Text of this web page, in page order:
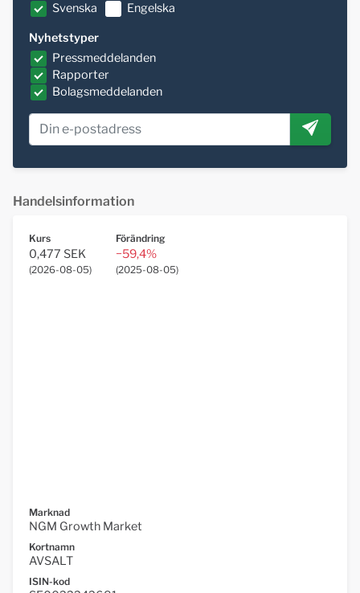
Svenska
Engelska
Nyhetstyper
Pressmeddelanden
Rapporter
Bolagsmeddelanden
Handelsinformation
Kurs
0,477 SEK
(2026-08-05)
Förändring
−59,4%
(2025-08-05)
Marknad
NGM Growth Market
Kortnamn
AVSALT
ISIN-kod